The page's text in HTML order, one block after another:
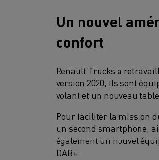
Un nouvel
confort
Renault Trucks a
version 2020, ils sont
volant et un nouveau
Pour faciliter la mission
un second smartphone,
également un nouvel
DAB+.